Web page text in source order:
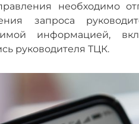
необходимо
запроса
информацией,
руководителя ТЦК.